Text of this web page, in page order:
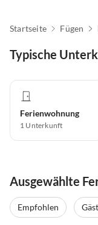
Startseite Fügen
Typische
Ferienwohnung
1 Unterkunft
Ausgewählte
Empfohlen
Tour